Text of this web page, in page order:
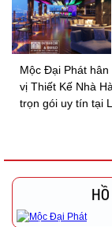
Mộc Đại Phát
vị Thiết Kế Nhà
trọn gói uy tín tại